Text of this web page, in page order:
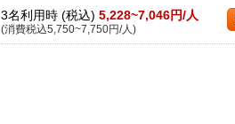
3名利用時 (税込) 5,228~7,046円/人
(消費税込5,750~7,750円/人)